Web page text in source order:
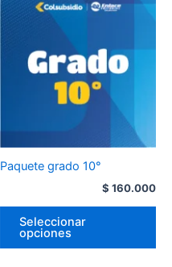
Paquete grado 10°
$ 160.000
Seleccionar
opciones